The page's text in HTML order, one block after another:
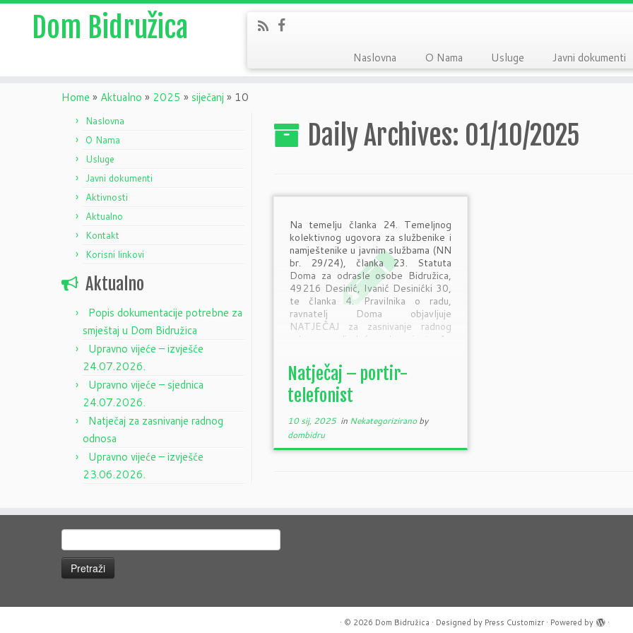
Dom Bidružica
Naslovna O Nama Usluge Javni dokumenti
Home » Aktualno » 2025 » siječanj » 10
Naslovna
O Nama
Usluge
Javni dokumenti
Aktivnosti
Aktualno
Kontakt
Korisni linkovi
Aktualno
Popis dokumentacije potrebne za
smještaj u Dom Bidružica
Upravno vijeće – izvješće
24.07.2026.
Upravno vijeće – sjednica
24.07.2026.
Natječaj za zasnivanje radnog
odnosa
Upravno vijeće – izvješće
23.06.2026.
Daily Archives: 01/10/2025
Na temelju članka 24. Temeljnog
kolektivnog ugovora za službenike i
namještenike u javnim službama (NN
br. 29/24), članka 23. Statuta
Doma za odrasle osobe Bidružica,
49216 Desinić, Ivanić Desinićki 30,
te članka 4. Pravilnika o radu,
ravnatelj Doma objavljuje
NATJEČAJ za zasnivanje radnog
odnosa za sljedeće radno mjesto: 1.
Natječaj – portir-
telefonist
10 sij, 2025in Nekategoriziranoby
dombidru
· © 2026 Dom Bidružica · Designed by Press Customizr· Powered by ·